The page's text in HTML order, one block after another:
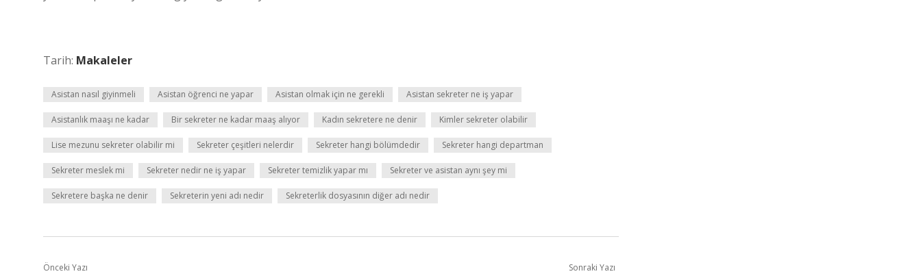
Tarih: Makaleler
Asistan nasıl giyinmeli Asistan öğrenci ne yapar Asistan olmak için ne gerekli Asistan sekreter ne iş yapar
Asistanlık maaşı ne kadar Bir sekreter ne kadar maaş alıyor Kadın sekretere ne denir Kimler sekreter olabilir
Lise mezunu sekreter olabilir mi Sekreter çeşitleri nelerdir Sekreter hangi bölümdedir Sekreter hangi departman
Sekreter meslek mi Sekreter nedir ne iş yapar Sekreter temizlik yapar mı Sekreter ve asistan aynı şey mi
Sekretere başka ne denir Sekreterin yeni adı nedir Sekreterlik dosyasının diğer adı nedir
Önceki Yazı Sonraki Yazı